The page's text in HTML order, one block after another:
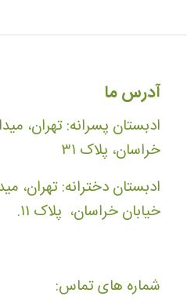
آدرس ما
ادبستان پسرانه: تهران،
خراسان، پلاک ۳۱
ادبستان دخترانه: تهران،
خیابان خراسان، پلاک ۱۱.
شماره های تماس: